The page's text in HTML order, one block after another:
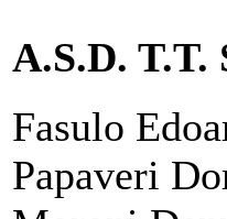
A.S.D.
Fasulo
Papaveri